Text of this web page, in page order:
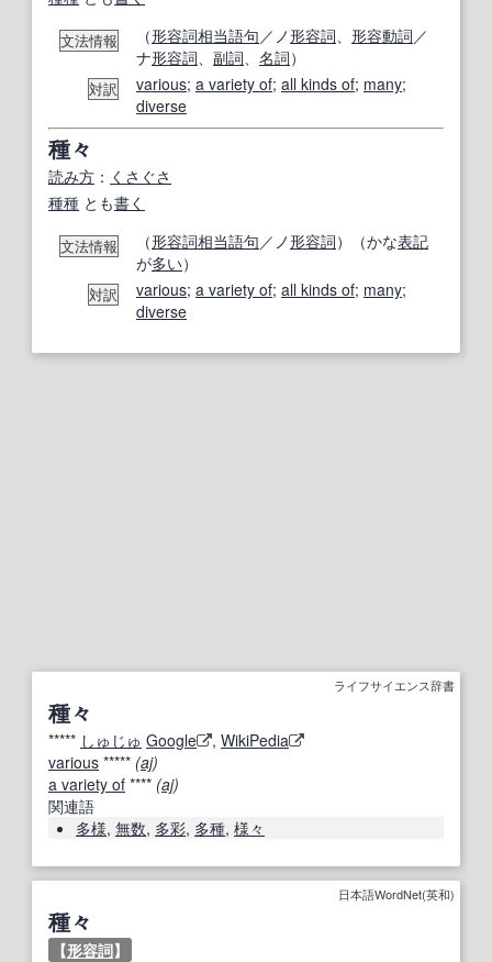
文法情報 （形容詞相当語句 ／ノ形容詞 形容動詞 ／
ナ形容詞 副詞 名詞）
対訳 various; a variety of; all kinds of; many;
diverse
種々
読み方 ： くさぐさ
種種 とも書く
文法情報 （形容詞相当語句 ／ノ形容詞）（かな表記
が多い）
対訳 various; a variety of; all kinds of; many;
diverse
ライフサイエンス辞書
種々
***** しゅじゅ Google , WikiPedia
various ***** (aj)
a variety of **** (aj)
関連語
多様, 無数, 多彩, 多種, 様々
日本語WordNet(英和)
種々
【形容詞】